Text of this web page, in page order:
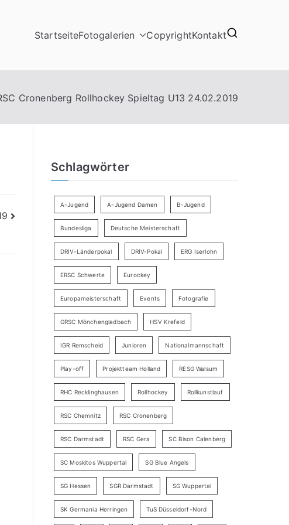
StartseiteFotogalerien CopyrightKontakt
Cronenberg Rollhockey Spieltag U13 24.02.2019
Schlagwörter
A-Jugend A-Jugend Damen B-Jugend
Bundesliga Deutsche Meisterschaft
DRIV-Länderpokal DRIV-Pokal ERG Iserlohn
ERSC Schwerte Eurockey
Europameisterschaft Events Fotografie
GRSC Mönchengladbach HSV Krefeld
IGR Remscheid Junioren Nationalmannschaft
Play-off Projektteam Holland RESG Walsum
RHC Recklinghausen Rollhockey Rollkunstlauf
RSC Chemnitz RSC Cronenberg
RSC Darmstadt RSC Gera SC Bison Calenberg
SC Moskitos Wuppertal SG Blue Angels
SG Hessen SGR Darmstadt SG Wuppertal
SK Germania Herringen TuS Düsseldorf-Nord